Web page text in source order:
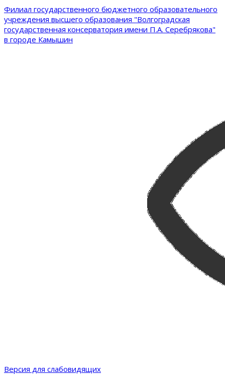
Филиал государственного бюджетного образовательного
учреждения высшего образования "Волгоградская
государственная консерватория имени П.А. Серебрякова"
в городе Камышин
Версия для слабовидящих